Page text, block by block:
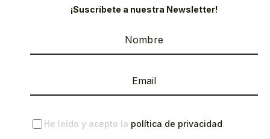
¡Suscríbete a nuestra Newsletter!
He leído y acepto la política de privacidad.